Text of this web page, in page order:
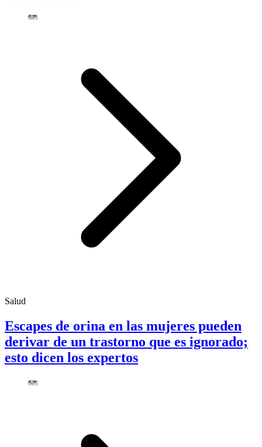
Salud
Escapes de orina en las mujeres pueden
derivar de un trastorno que es ignorado;
esto dicen los expertos